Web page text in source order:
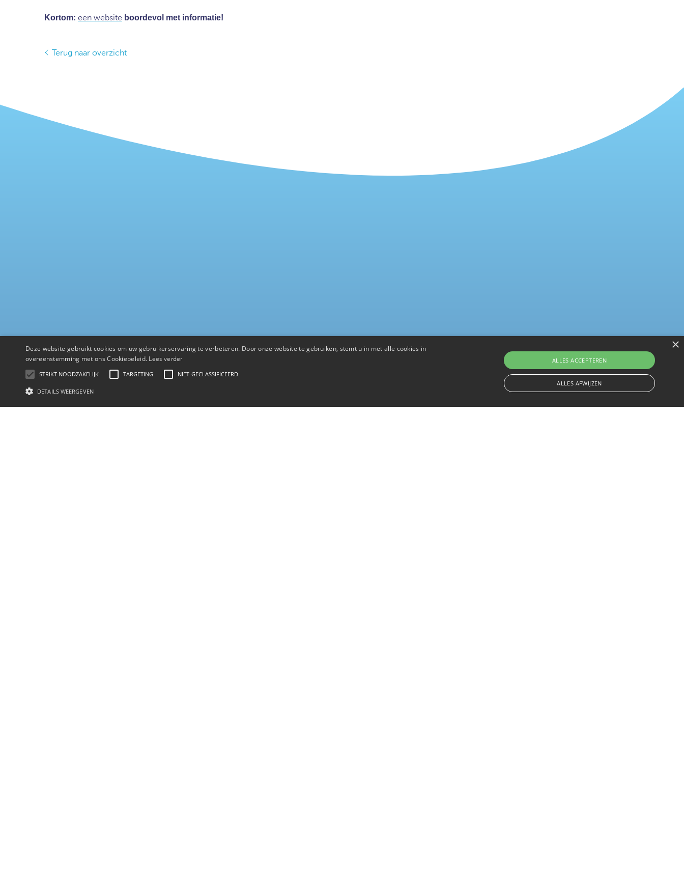
Kortom: een website boordevol met informatie!
Terug naar overzicht
×
Deze website gebruikt cookies om uw gebruikerservaring te verbeteren. Door onze website te gebruiken, stemt u in met alle cookies in
overeenstemming met ons Cookiebeleid. Lees verder
STRIKT NOODZAKELIJK TARGETING NIET-GECLASSIFICEERD
DETAILS WEERGEVEN
ALLES ACCEPTEREN
ALLES AFWIJZEN